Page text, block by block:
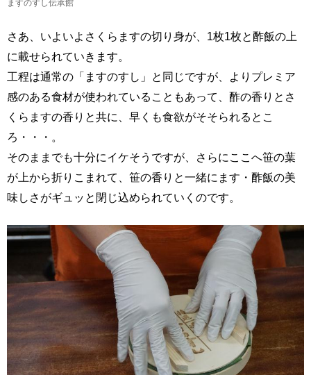
ますのすし伝承館
さあ、いよいよさくらますの切り身が、1枚1枚と酢飯の上
に載せられていきます。
工程は通常の「ますのすし」と同じですが、よりプレミア
感のある食材が使われていることもあって、酢の香りとさ
くらますの香りと共に、早くも食欲がそそられるとこ
ろ・・・。
そのままでも十分にイケそうですが、さらにここへ笹の葉
が上から折りこまれて、笹の香りと一緒にます・酢飯の美
味しさがギュッと閉じ込められていくのです。